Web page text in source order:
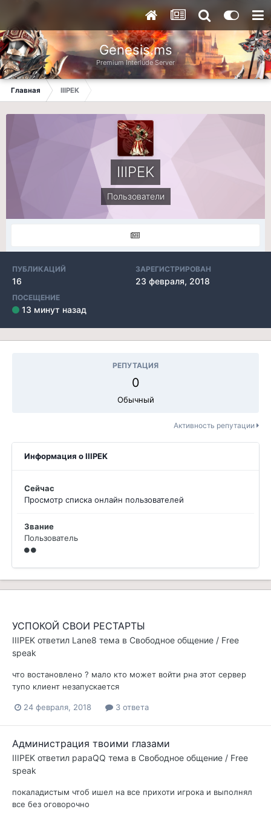
Genesis.ms
Premium Interlude Server
Главная IIIPEK
IIIPEK
Пользователи
ПУБЛИКАЦИЙ
16
ЗАРЕГИСТРИРОВАН
23 февраля, 2018
ПОСЕЩЕНИЕ
13 минут назад
РЕПУТАЦИЯ
0
Обычный
Активность репутации
Информация о IIIPEK
Сейчас
Просмотр списка онлайн пользователей
Звание
Пользователь
УСПОКОЙ СВОИ РЕСТАРТЫ
IIIPEK ответил Lane8 тема в Свободное общение / Free
speak
что востановлено ? мало кто может войти рна этот сервер
тупо клиент незапускается
24 февраля, 2018 3 ответа
Администрация твоими глазами
IIIPEK ответил papaQQ тема в Свободное общение / Free
speak
покаладистым чтоб ишел на все прихоти игрока и выполнял
все без оговорочно